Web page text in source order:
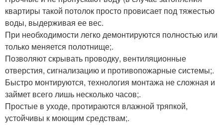
квартиры такой потолок просто провисает под тяжестью
воды, выдерживая ее вес.
При необходимости легко демонтируются полностью или
только меняется полотнище;.
Позволяют скрывать проводку, вентиляционные
отверстия, сигнализацию и противопожарные системы;.
Быстро монтируются, технология монтажа не сложная и
займет всего лишь несколько часов;.
Простые в уходе, протираются влажной тряпкой,
устойчивы к моющим средствам;.